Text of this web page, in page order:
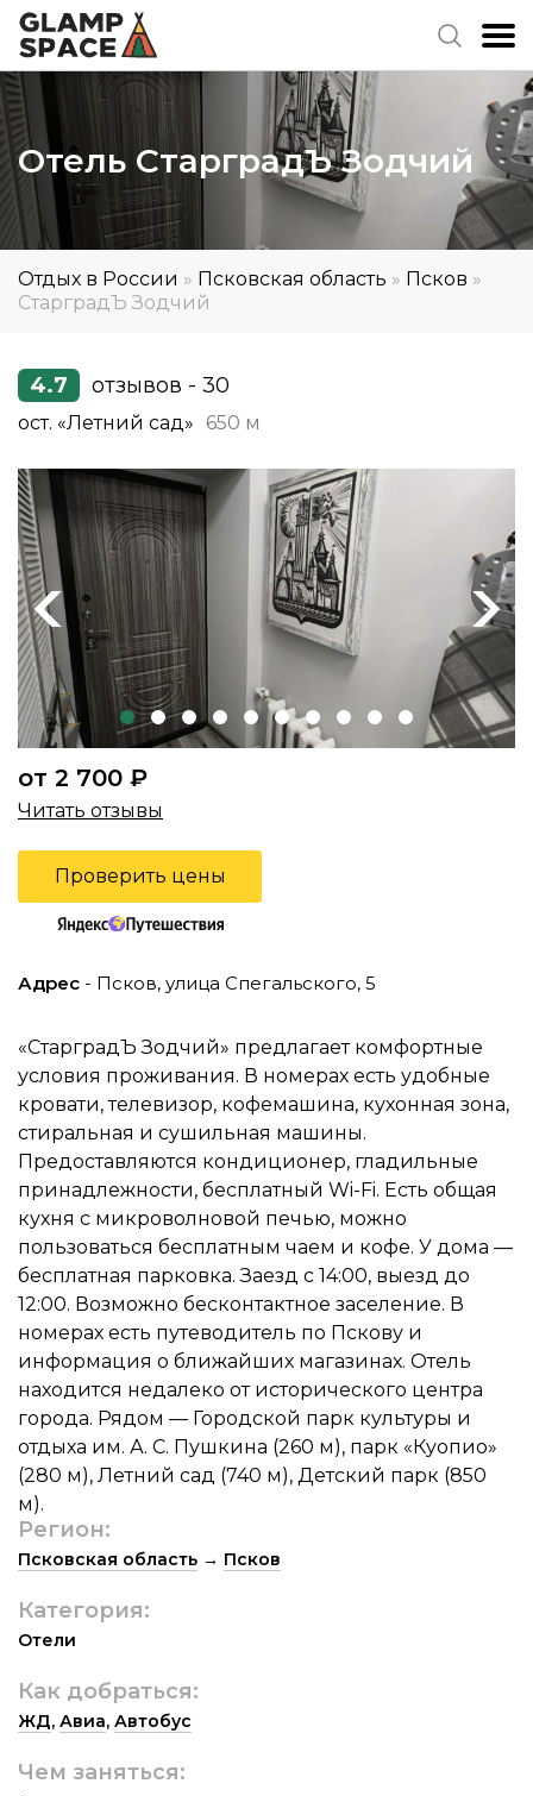
Отель СтарградЪ Зодчий
Отдых в России » Псковская область » Псков »
СтарградЪ Зодчий
4.7 отзывов - 30
ост. «Летний сад» 650 м
Previous Next
от 2 700 ₽
Читать отзывы
Проверить цены
Адрес - Псков, улица Спегальского, 5
«СтарградЪ Зодчий» предлагает комфортные
условия проживания. В номерах есть удобные
кровати, телевизор, кофемашина, кухонная зона,
стиральная и сушильная машины.
Предоставляются кондиционер, гладильные
принадлежности, бесплатный Wi-Fi. Есть общая
кухня с микроволновой печью, можно
пользоваться бесплатным чаем и кофе. У дома —
бесплатная парковка. Заезд с 14:00, выезд до
12:00. Возможно бесконтактное заселение. В
номерах есть путеводитель по Пскову и
информация о ближайших магазинах. Отель
находится недалеко от исторического центра
города. Рядом — Городской парк культуры и
отдыха им. А. С. Пушкина (260 м), парк «Куопио»
(280 м), Летний сад (740 м), Детский парк (850
м).
Регион:
Псковская область → Псков
Категория:
Отели
Как добраться:
ЖД, Авиа, Автобус
Чем заняться: